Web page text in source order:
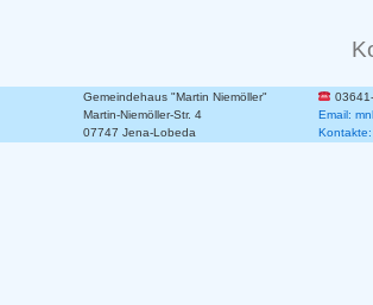
Gemeindehaus "Martin Niemöller"
Martin-Niemöller-Str. 4
Email:
07747 Jena-Lobeda